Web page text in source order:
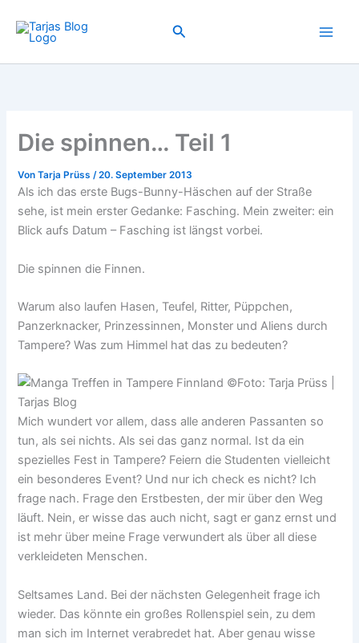
Inhalt
springen
Suchen
Die spinnen… Teil 1
VonTarja Prüss/20. September 2013
Als ich das erste Bugs-Bunny-Häschen auf der Straße
sehe, ist mein erster Gedanke: Fasching. Mein zweiter: ein
Blick aufs Datum – Fasching ist längst vorbei.
Die spinnen die Finnen.
Warum also laufen Hasen, Teufel, Ritter, Püppchen,
Panzerknacker, Prinzessinnen, Monster und Aliens durch
Tampere? Was zum Himmel hat das zu bedeuten?
Mich wundert vor allem, dass alle anderen Passanten so
tun, als sei nichts. Als sei das ganz normal. Ist da ein
spezielles Fest in Tampere? Feiern die Studenten vielleicht
ein besonderes Event? Und nur ich check es nicht? Ich
frage nach. Frage den Erstbesten, der mir über den Weg
läuft. Nein, er wisse das auch nicht, sagt er ganz ernst und
ist mehr über meine Frage verwundert als über all diese
verkleideten Menschen.
Seltsames Land. Bei der nächsten Gelegenheit frage ich
wieder. Das könnte ein großes Rollenspiel sein, zu dem
man sich im Internet verabredet hat. Aber genau wisse